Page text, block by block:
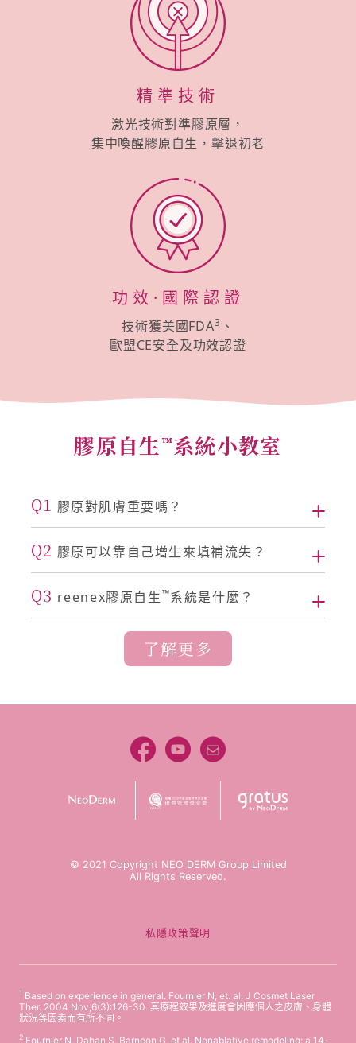
精準技術
激光技術對準膠原層，
集中喚醒膠原自生，擊退初老
功效·國際認證
技術獲美國FDA3 、
歐盟CE安全及功效認證
膠原自生 ™系統小教室
Q1 膠原對肌膚重要嗎？
Q2 膠原可以靠自己增生來填補流失？
Q3 reenex膠原自生™系統是什麼？
了解更多
© 2021 Copyright NEO DERM Group Limited
All Rights Reserved.
私隱政策聲明
1 Based on experience in general. Fournier N, et. al. J Cosmet Laser
Ther. 2004 Nov;6(3):126-30. 其療程效果及進度會因應個人之皮膚、身體
狀況等因素而有所不同。
2 Fournier N, Dahan S, Barneon G, et al. Nonablative remodeling: a 14-